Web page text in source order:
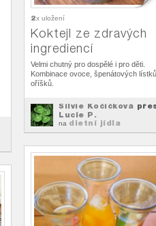
2x uložení
Koktejl ze zdravých
ingrediencí
Velmi chutný pro dospělé i pro děti.
Kombinace ovoce, špenátových
oříšků.
Silvie Kočičková
Lucie P.
na dietní jídla